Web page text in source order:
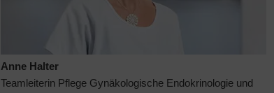
Anne Halter
Teamleiterin Pflege Gynäkologische Endokrinologie und